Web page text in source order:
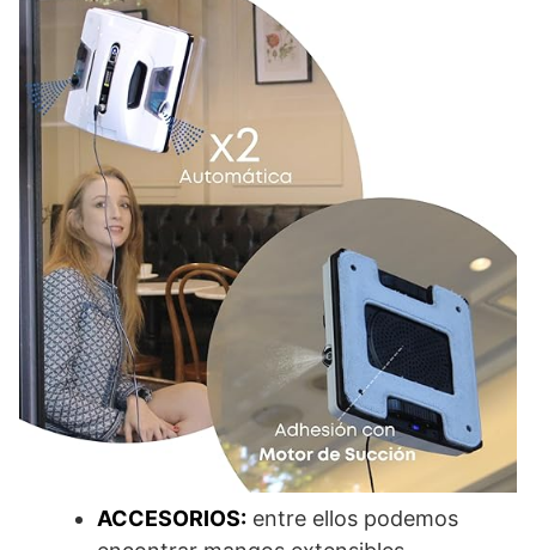
ACCESORIOS: entre ellos podemos